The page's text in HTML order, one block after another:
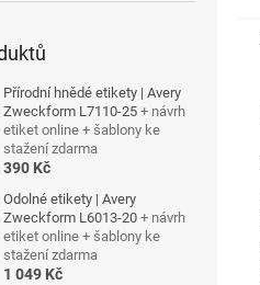
Přírodní hnědé etikety | Avery
Zweckform L7110-25 + návrh
etiket online + šablony ke
stažení zdarma
390 Kč
Odolné etikety | Avery
Zweckform L6013-20 + návrh
etiket online + šablony ke
stažení zdarma
1 049 Kč